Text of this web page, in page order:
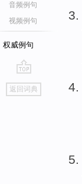
音频例句
视频例句
权威例句
go
top
返回词典